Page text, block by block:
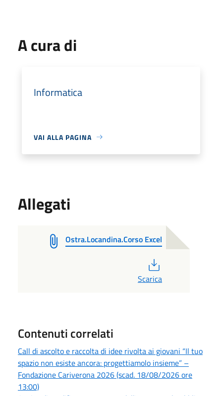
A cura di
Informatica
VAI ALLA PAGINA
Allegati
Ostra.Locandina.Corso Excel
Scarica
Contenuti correlati
Call di ascolto e raccolta di idee rivolta ai giovani “Il tuo
spazio non esiste ancora: progettiamolo insieme” –
Fondazione Cariverona 2026 (scad. 18/08/2026 ore
13:00)